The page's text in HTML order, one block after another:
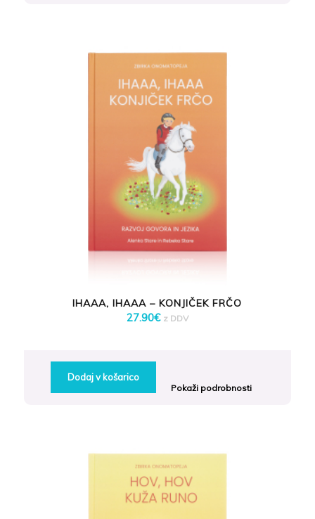
IHAAA, IHAAA – KONJIČEK FRČO
27.90€ z DDV
Dodaj v košarico
Pokaži podrobnosti